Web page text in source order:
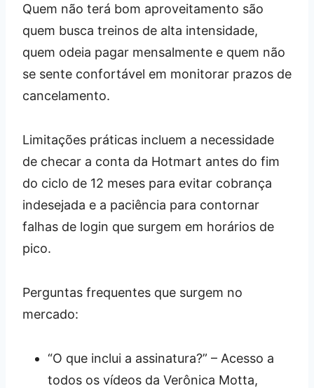
Quem não terá bom aproveitamento são
quem busca treinos de alta intensidade,
quem odeia pagar mensalmente e quem não
se sente confortável em monitorar prazos de
cancelamento.
Limitações práticas incluem a necessidade
de checar a conta da Hotmart antes do fim
do ciclo de 12 meses para evitar cobrança
indesejada e a paciência para contornar
falhas de login que surgem em horários de
pico.
Perguntas frequentes que surgem no
mercado:
“O que inclui a assinatura?” – Acesso a
todos os vídeos da Verônica Motta,